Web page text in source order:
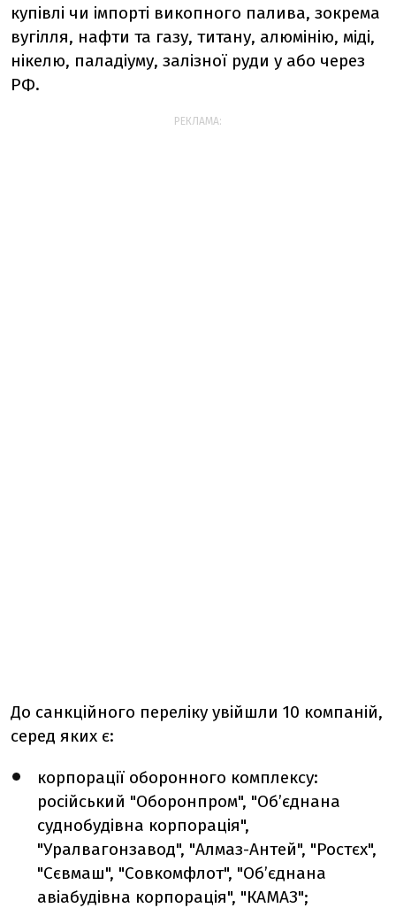
купівлі чи імпорті викопного палива, зокрема
вугілля, нафти та газу, титану, алюмінію, міді,
нікелю, паладіуму, залізної руди у або через
РФ.
РЕКЛАМА:
До санкційного переліку увійшли 10 компаній,
серед яких є:
корпорації оборонного комплексу:
російський "Оборонпром", "Об’єднана
суднобудівна корпорація",
"Уралвагонзавод", "Алмаз-Антей", "Ростєх",
"Сєвмаш", "Совкомфлот", "Об’єднана
авіабудівна корпорація", "КАМАЗ";